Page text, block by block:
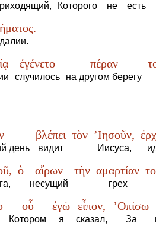
Которого не есть
ἐγένετο
случилось
πέραν
на другом берегу
день
βλέπει
видит
τὸν ’Ιησοῦν,
Иисуса,
ὁ αἴρων
несущий
τὴν αμαρτίαν
грех
οὗ
Котором
ἐγὼ
я
εἶπον,
сказал,
’Οπίσω
За